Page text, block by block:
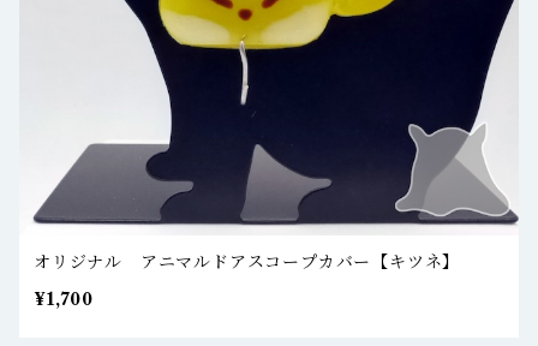
オリジナル アニマルドアスコープカバー【キツネ】
¥1,700